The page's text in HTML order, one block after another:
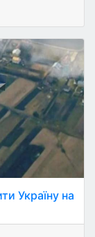
Україну на